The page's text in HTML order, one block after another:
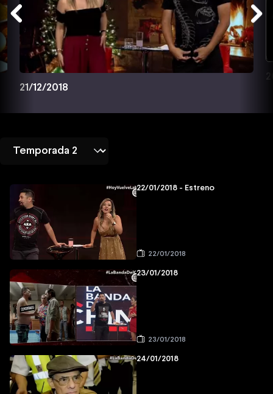
21/12/2018
22/01/2018 - Estreno
22/01/2018
23/01/2018
23/01/2018
24/01/2018